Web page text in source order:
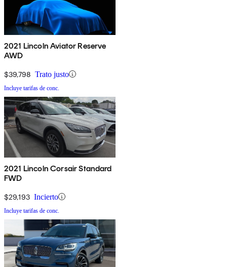
2021 Lincoln Aviator Reserve
AWD
$39,798 Trato justo
Incluye tarifas de conc.
2021 Lincoln Corsair Standard
FWD
$29,193 Incierto
Incluye tarifas de conc.